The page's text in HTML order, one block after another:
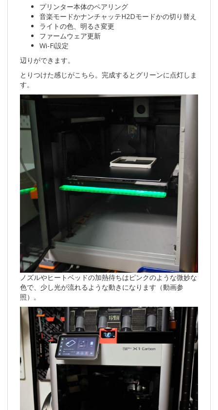
プリンター本体のペアリング
音楽モードかナンチャッテH2Dモードかの切り替え
ライトの色、明るさ変更
ファームウェア更新
Wi-Fi設定
辺りができます。
とりつけた感じがこちら。完成するとグリーンに点灯しま
す。
ノズルやヒートベッドの加熱待ちはピンクのような微妙な
色で、少し光が流れるような動きになります（動画参
照）。